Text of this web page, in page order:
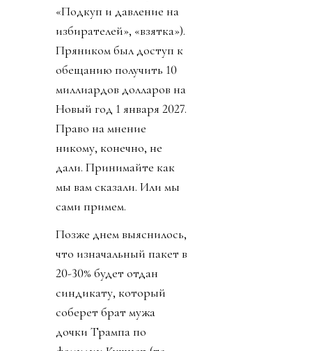
FFE, который будет
рулить, то есть
“развивать” футбол по
миру. 211 федерациям
дали 53 дня принять
этот план и получить 40
миллионов долларов или
отказаться и получить 10
миллионов долларов (см.
«Подкуп и давление на
избирателей», «взятка»).
обещанию получить 10
миллиардов долларов на
Новый год 1 января 2027.
Право на мнение
никому, конечно, не
дали. Принимайте как